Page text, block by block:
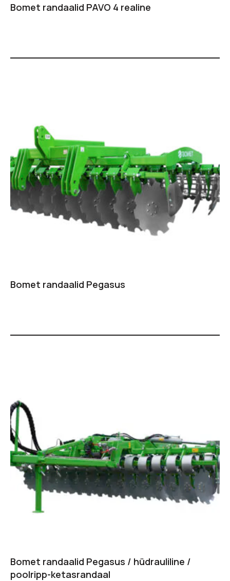
Bomet randaalid PAVO 4 realine
Bomet randaalid Pegasus
Bomet randaalid Pegasus / hüdrauliline /
poolripp-ketasrandaal